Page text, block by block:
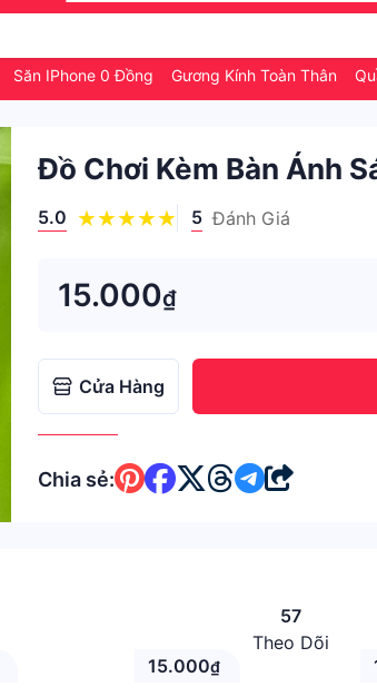
Săn IPhone 0 Đồng Gương Kính Toàn Thân
Đồ Chơi Kèm Bàn Ánh
5.0 5 Đánh Giá
15.000₫
Cửa Hàng
Chia sẻ:
57
Theo Dõi
15.000₫